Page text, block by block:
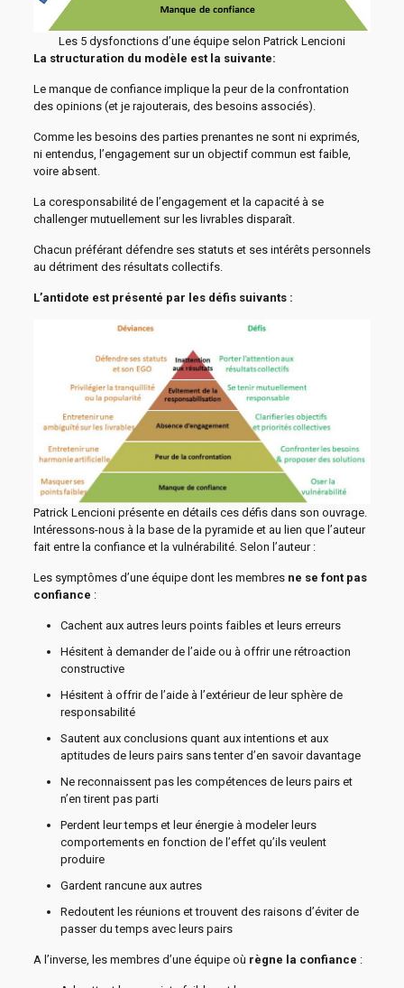
Les 5 dysfonctions d’une équipe selon Patrick Lencioni
La structuration du modèle est la suivante:
Le manque de confiance implique la peur de la confrontation
des opinions (et je rajouterais, des besoins associés).
Comme les besoins des parties prenantes ne sont ni exprimés,
ni entendus, l’engagement sur un objectif commun est faible,
voire absent.
La coresponsabilité de l’engagement et la capacité à se
challenger mutuellement sur les livrables disparaît.
Chacun préférant défendre ses statuts et ses intérêts personnels
au détriment des résultats collectifs.
L’antidote est présenté par les défis suivants :
Patrick Lencioni présente en détails ces défis dans son ouvrage.
Intéressons-nous à la base de la pyramide et au lien que l’auteur
fait entre la confiance et la vulnérabilité. Selon l’auteur :
Les symptômes d’une équipe dont les membres ne se font pas
confiance :
Cachent aux autres leurs points faibles et leurs erreurs
Hésitent à demander de l’aide ou à offrir une rétroaction
constructive
Hésitent à offrir de l’aide à l’extérieur de leur sphère de
responsabilité
Sautent aux conclusions quant aux intentions et aux
aptitudes de leurs pairs sans tenter d’en savoir davantage
Ne reconnaissent pas les compétences de leurs pairs et
n’en tirent pas parti
Perdent leur temps et leur énergie à modeler leurs
comportements en fonction de l’effet qu’ils veulent
produire
Gardent rancune aux autres
Redoutent les réunions et trouvent des raisons d’éviter de
passer du temps avec leurs pairs
A l’inverse, les membres d’une équipe où règne la confiance :